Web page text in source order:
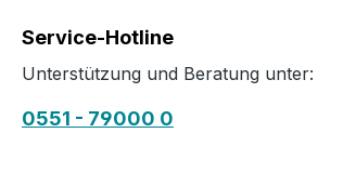
Service-Hotline
Unterstützung und Beratung unter:
0551 - 79000 0